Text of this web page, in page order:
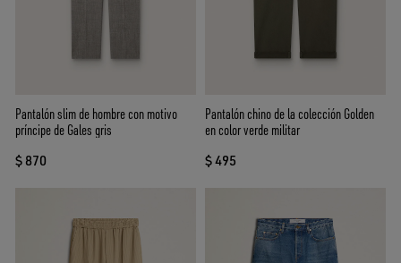
Pantalón slim de hombre con motivo
príncipe de Gales gris
$ 870
Pantalón chino de la colección Golden
en color verde militar
$ 495